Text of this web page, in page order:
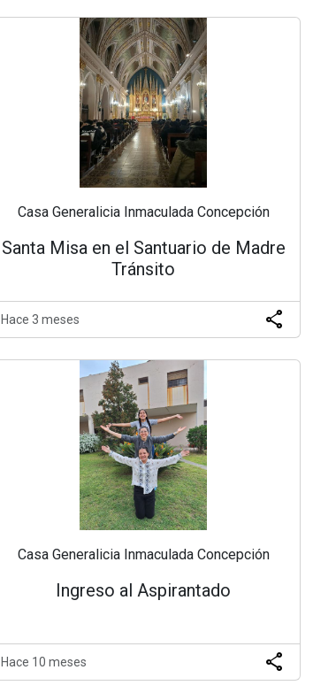
Casa Generalicia Inmaculada Concepción
Santa Misa en el Santuario de Madre
Tránsito
Hace 3 meses share
Casa Generalicia Inmaculada Concepción
Ingreso al Aspirantado
Hace 10 meses share